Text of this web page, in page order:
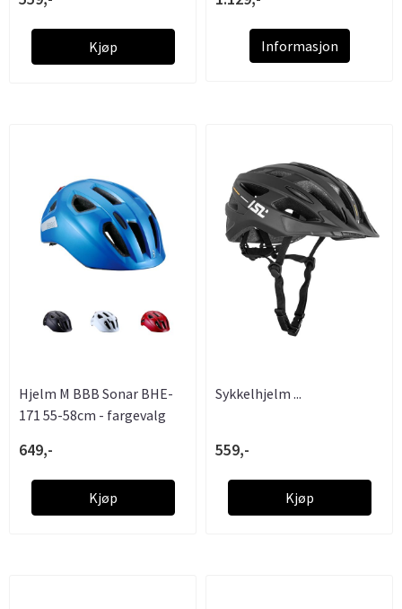
Kjøp Informasjon
Hjelm M BBB Sonar BHE-
171 55-58cm - fargevalg
649,-
Kjøp
Sykkelhjelm ...
559,-
Kjøp